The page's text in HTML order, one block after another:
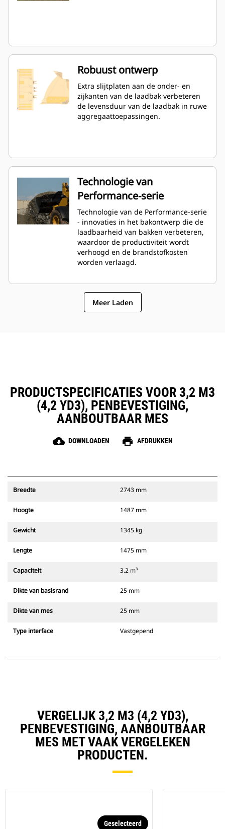
Robuust ontwerp
Extra slijtplaten aan de onder- en
zijkanten van de laadbak verbeteren
de levensduur van de laadbak in ruwe
aggregaattoepassingen.
Technologie van
Performance-serie
Technologie van de Performance-serie
- innovaties in het bakontwerp die de
laadbaarheid van bakken verbeteren,
waardoor de productiviteit wordt
verhoogd en de brandstofkosten
worden verlaagd.
Meer Laden
PRODUCTSPECIFICATIES VOOR 3,2 M3
(4,2 YD3), PENBEVESTIGING,
AANBOUTBAAR MES
cloud_download DOWNLOADEN print AFDRUKKEN
Breedte 2743 mm
Hoogte 1487 mm
Gewicht 1345 kg
Lengte 1475 mm
Capaciteit 3.2 m³
Dikte van basisrand 25 mm
Dikte van mes 25 mm
Type interface Vastgepend
VERGELIJK 3,2 M3 (4,2 YD3),
PENBEVESTIGING, AANBOUTBAAR
MES MET VAAK VERGELEKEN
PRODUCTEN.
Geselecteerd